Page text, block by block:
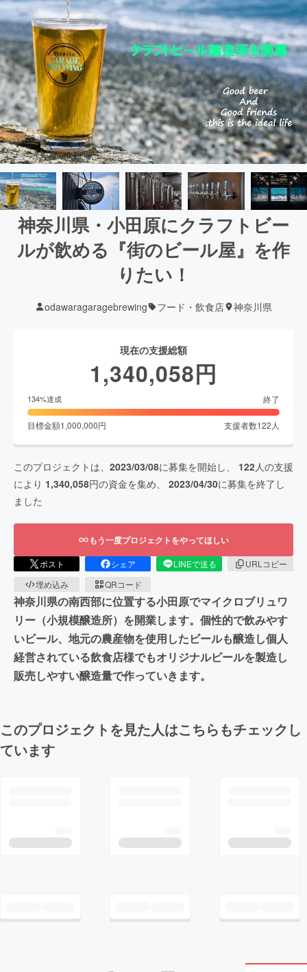
神奈川県・小田原にクラフトビー
ルが飲める『街のビール屋』を作
りたい！
odawaragaragebrewing フード・飲食店 神奈川県
現在の支援総額
1,340,058円
134%達成 終了
目標金額1,000,000円 支援者数122 人
このプロジェクトは、 2023/03/08に募集を開始し、 122人の支援
により 1,340,058円の資金を集め、 2023/04/30に募集を終了し
ました
もう一度プロジェクトをやってほしい
ポスト シェア LINEで送る
URLコピー
埋め込み
QRコード
神奈川県の南西部に位置する小田原でマイクロブリュワ
リー（小規模醸造所）を開業します。個性的で飲みやす
いビール、地元の農産物を使用したビールも醸造し個人
経営されている飲食店様でもオリジナルビールを製造し
販売しやすい醸造量で作っていきます。
このプロジェクトを見た人はこちらもチェックし
ています